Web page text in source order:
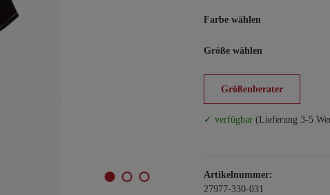
Farbe wählen
Größe wählen
Größenberater
✓ verfügbar (Lieferung 3-5
Artikelnummer:
27977-330-031